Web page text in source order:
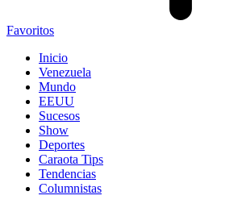
Favoritos
Inicio
Venezuela
Mundo
EEUU
Sucesos
Show
Deportes
Caraota Tips
Tendencias
Columnistas